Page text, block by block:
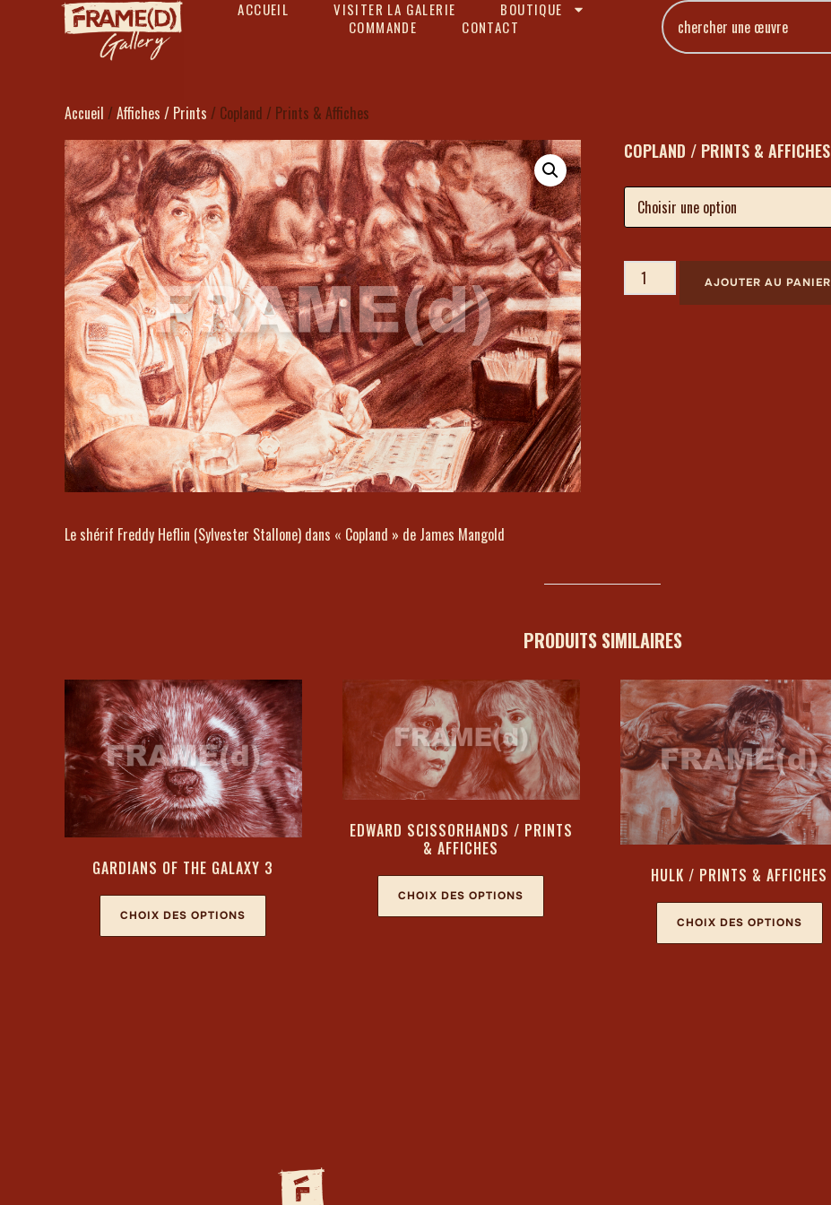
ACCUEIL VISITER LA GALERIE
BOUTIQUE
COMMANDE
CONTACT
Accueil / Affiches / Prints / Copland / Prints & Affiches
COPLAND / PRINTS & AFFICHES
AJOUTER AU PANIER
Le shérif Freddy Heflin (Sylvester Stallone) dans « Copland » de James Mangold
PRODUITS SIMILAIRES
GARDIANS OF THE GALAXY 3
CHOIX DES OPTIONS
EDWARD SCISSORHANDS / PRINTS
& AFFICHES
CHOIX DES OPTIONS
HULK / PRINTS & AFFICHES
CHOIX DES OPTIONS